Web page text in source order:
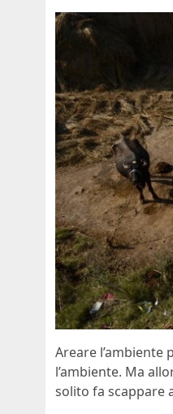
Areare l’ambiente
l’ambiente. Ma
solito fa scappare